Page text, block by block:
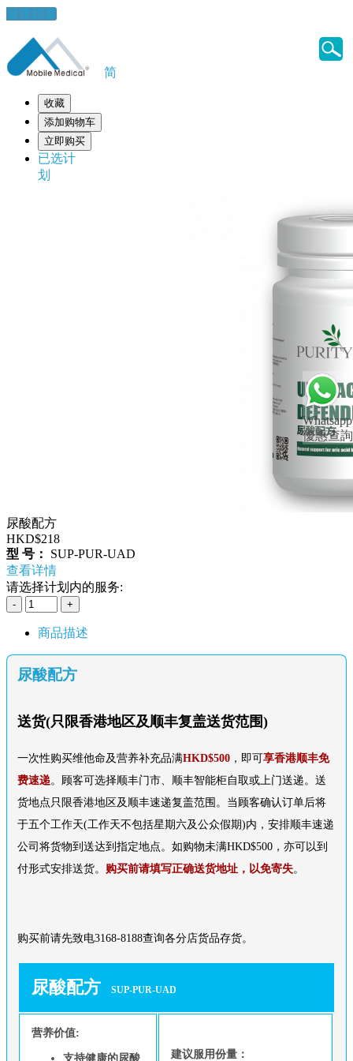
健康錦囊
Whatsapp
優惠查詢
简
收藏
添加购物车
立即购买
已选计
划
尿酸配方
HKD$218
型 号：
SUP-PUR-UAD
查看详情
请选择计划内的服务:
商品描述
尿酸配方
送货(只限香港地区及顺丰复盖送货范围)
一次性购买维他命及营养补充品满HKD$500，即可享香港顺丰免
费速递 。顾客可选择顺丰门市、顺丰智能柜自取或上门送递。送
货地点只限香港地区及顺丰速递复盖范围。当顾客确认订单后将
于五个工作天(工作天不包括星期六及公众假期)内，安排顺丰速递
公司将货物到送达到指定地点。如购物未满HKD$500，亦可以到
付形式安排送货。 购买前请填写正确送货地址，以免寄失。
购买前请先致电3168-8188查询各分店货品存货。
尿酸配方 SUP-PUR-UAD
营养价值:
支持健康的尿酸 建议服用份量：